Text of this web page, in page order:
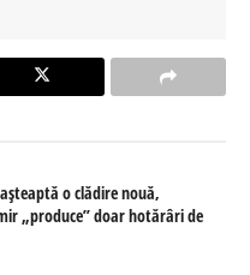
o clădire nouă,
„produce” doar hotărâri de